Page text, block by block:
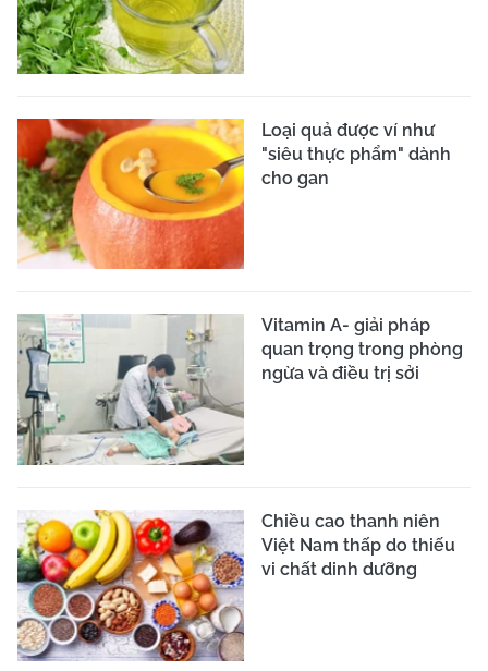
Loại quả được ví như
"siêu thực phẩm" dành
cho gan
Vitamin A- giải pháp
quan trọng trong phòng
ngừa và điều trị sởi
Chiều cao thanh niên
Việt Nam thấp do thiếu
vi chất dinh dưỡng